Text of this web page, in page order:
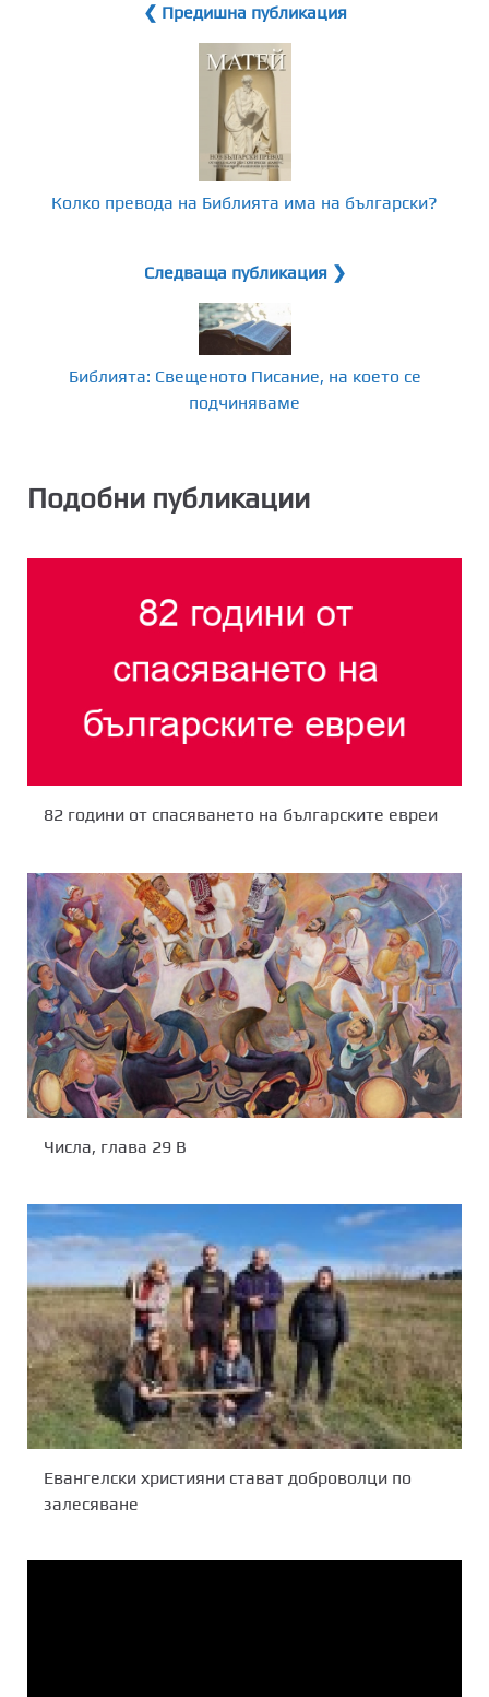
❮ Предишна публикация
Колко превода на Библията има на български?
Следваща публикация ❯
Библията: Свещеното Писание, на което се
подчиняваме
Подобни публикации
82 години от спасяването на българските евреи
Числа, глава 29 В
Евангелски християни стават доброволци по
залесяване